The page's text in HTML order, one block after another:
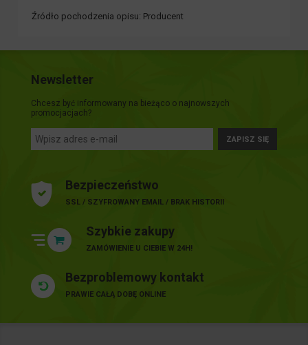
Źródło pochodzenia opisu: Producent
Newsletter
Chcesz być informowany na bieżąco o najnowszych
promocjacjach?
ZAPISZ SIĘ
Bezpieczeństwo
SSL / SZYFROWANY EMAIL / BRAK HISTORII
Szybkie zakupy
ZAMÓWIENIE U CIEBIE W 24H!
Bezproblemowy kontakt
PRAWIE CAŁĄ DOBĘ ONLINE